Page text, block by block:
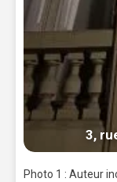
3,
Photo 1 : Auteur